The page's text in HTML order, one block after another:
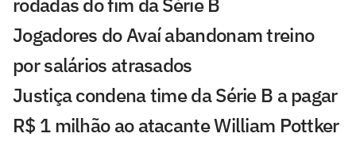
Jogadores do Avaí abandonam treino
por salários atrasados
Justiça condena time da Série B a pagar
R$ 1 milhão ao atacante William Pottker